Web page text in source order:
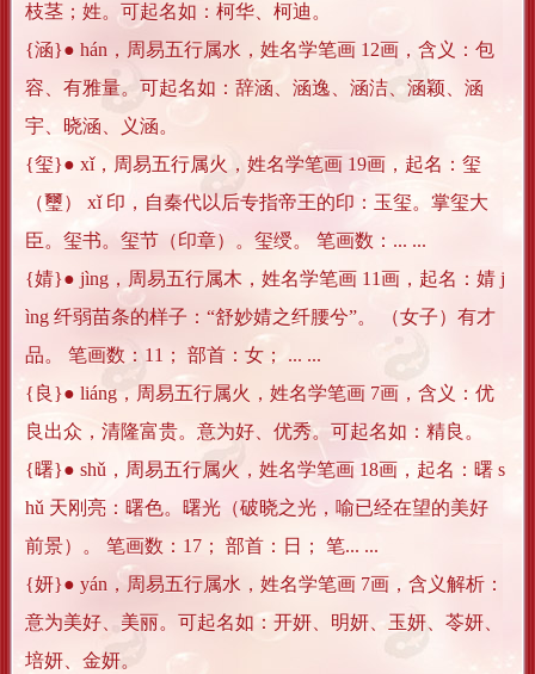
枝茎；姓。可起名如：柯华、柯迪。
{涵}● hán，周易五行属水，姓名学笔画 12画，含义：包
容、有雅量。可起名如：辞涵、涵逸、涵洁、涵颖、涵
宇、晓涵、义涵。
{玺}● xǐ，周易五行属火，姓名学笔画 19画，起名：玺
（璽） xǐ 印，自秦代以后专指帝王的印：玉玺。掌玺大
臣。玺书。玺节（印章）。玺绶。 笔画数：... ...
{婧}● jìng，周易五行属木，姓名学笔画 11画，起名：婧 j
ìng 纤弱苗条的样子：“舒妙婧之纤腰兮”。 （女子）有才
品。 笔画数：11； 部首：女； ... ...
{良}● liáng，周易五行属火，姓名学笔画 7画，含义：优
良出众，清隆富贵。意为好、优秀。可起名如：精良。
{曙}● shǔ，周易五行属火，姓名学笔画 18画，起名：曙 s
hǔ 天刚亮：曙色。曙光（破晓之光，喻已经在望的美好
前景）。 笔画数：17； 部首：日； 笔... ...
{妍}● yán，周易五行属水，姓名学笔画 7画，含义解析：
意为美好、美丽。可起名如：开妍、明妍、玉妍、苓妍、
培妍、金妍。